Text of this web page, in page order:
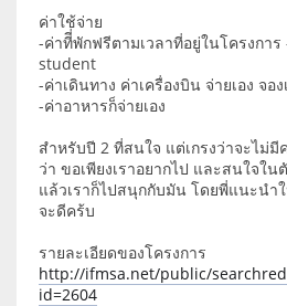
ค่าใช้จ่าย
-ค่าทีี่พักฟรีตามเวลาที่อยู่ในโครงกา
student
-ค่าเดินทาง ค่าเครื่องบิน จ่ายเอง จอ
-ค่าอาหารก็จ่ายเอง
สำหรับปี 2 ที่สนใจ แต่เกรงว่าจะไม่
ว่า ขอเพียงเราอยากไป และสนใจใน
แล้วเราก็ไปสนุกกับมัน โดยพี่แนะนำ
จะดีคร้บ
รายละเอียดของโครงการ
http://ifmsa.net/public/
id=2604